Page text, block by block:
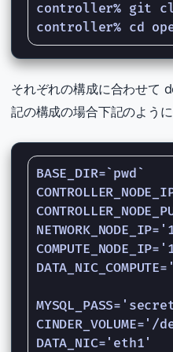
controller% git
それぞれの構成に合わせて
記の構成の場合下記のように
BASE_DIR=`pwd`
CINDER_VOLUME='/
DATA_NIC='eth1'